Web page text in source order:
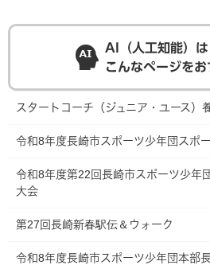
AI（人工知能）は
こんなページを
スタートコーチ（ジュニア・ユース）
令和8年度長崎市スポーツ少年団スポ
令和8年度第22回長崎市スポーツ少年
大会
第27回長崎新春駅伝＆ウォーク
令和8年度長崎市スポーツ少年団本部